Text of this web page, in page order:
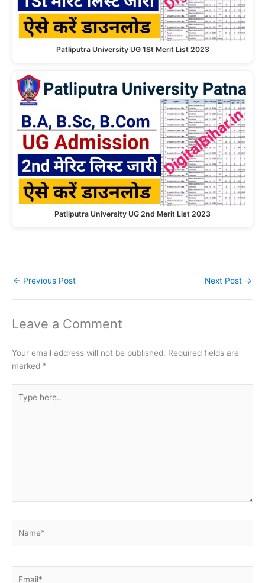
Patliputra University UG 1St Merit List 2023
Patliputra University UG 2nd Merit List 2023
← Previous Post Next Post →
Leave a Comment
Your email address will not be published. Required fields are
marked *
here..